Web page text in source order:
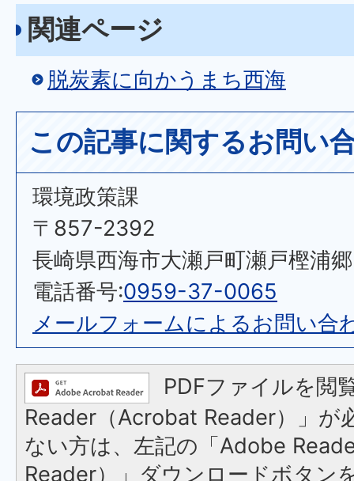
関連ページ
脱炭素に向かうまち西海
この記事に関するお問い
環境政策課
〒857-2392
長崎県西海市大瀬戸町瀬戸樫浦
電話番号:0959-37-0065
メールフォームによるお問い合
PDFファイルを閲
Reader（Acrobat Reader）」が
ない方は、左記の「Adobe
Reader）」ダウンロードボタン